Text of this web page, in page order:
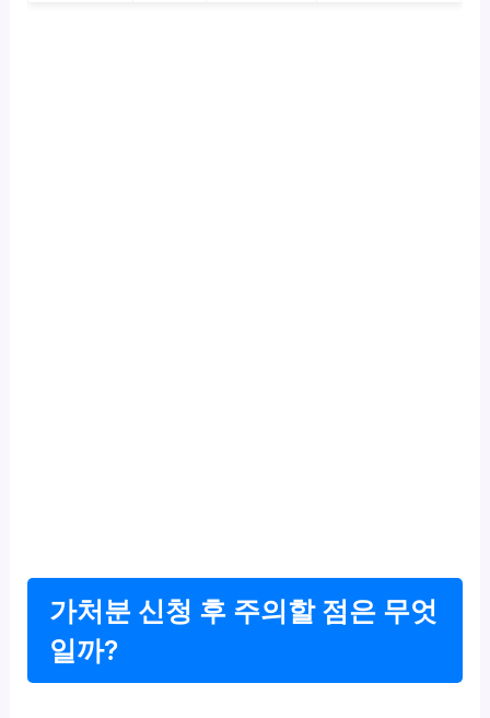
가처분 신청 후 주의할 점은 무엇
일까?